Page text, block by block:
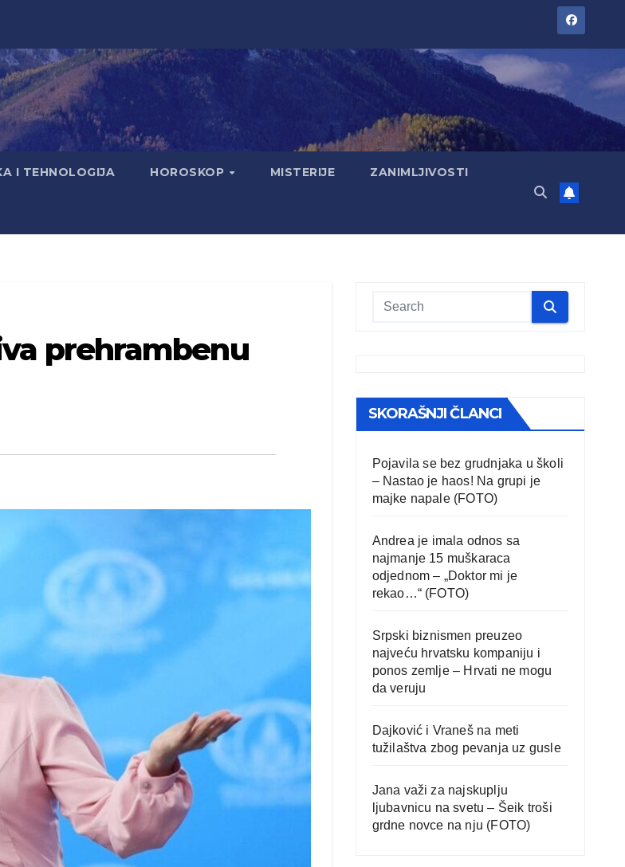
I TEHNOLOGIJA HOROSKOP MISTERIJE ZANIMLJIVOSTI
prehrambenu
SKORAŠNJI ČLANCI
Pojavila se bez grudnjaka u školi
– Nastao je haos! Na grupi je
majke napale (FOTO)
Andrea je imala odnos sa
najmanje 15 muškaraca
odjednom – „Doktor mi je
rekao…“ (FOTO)
Srpski biznismen preuzeo
najveću hrvatsku kompaniju i
ponos zemlje – Hrvati ne mogu
da veruju
Dajković i Vraneš na meti
tužilaštva zbog pevanja uz gusle
Jana važi za najskuplju
ljubavnicu na svetu – Šeik troši
grdne novce na nju (FOTO)